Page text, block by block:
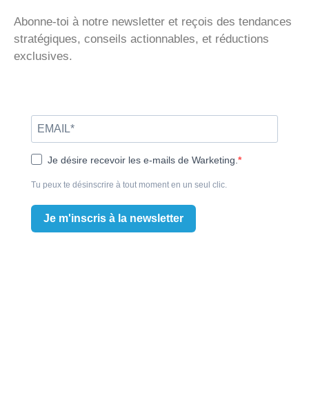
Abonne-toi à notre newsletter et reçois des tendances
stratégiques, conseils actionnables, et réductions
exclusives.
Je désire recevoir les e-mails de Warketing.
Tu peux te désinscrire à tout moment en un seul clic.
Je m'inscris à la newsletter